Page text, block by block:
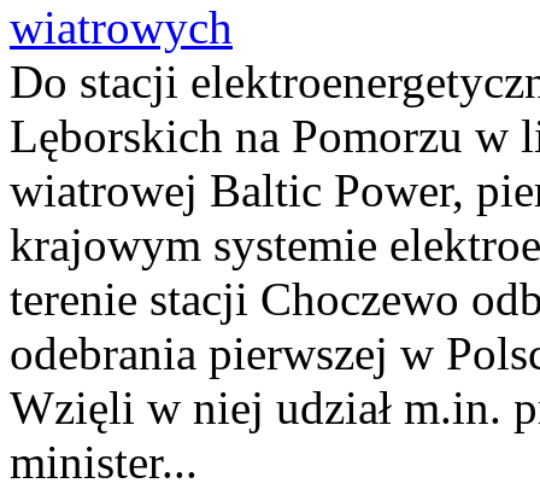
wiatrowych
Do stacji
Lęborskich na Pomorzu w
wiatrowej Baltic Power,
krajowym systemie
terenie stacji Choczewo
odebrania pierwszej w
Wzięli w niej udział m.in.
minister...